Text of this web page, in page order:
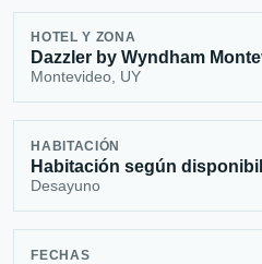
HOTEL Y ZONA
Dazzler by Wyndham
Montevideo, UY
HABITACIÓN
Habitación según
Desayuno
FECHAS